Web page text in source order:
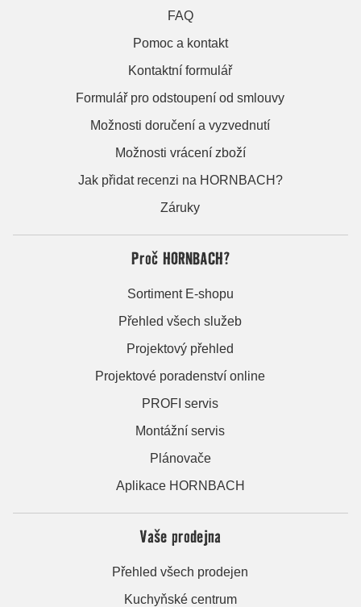
FAQ
Pomoc a kontakt
Kontaktní formulář
Formulář pro odstoupení od smlouvy
Možnosti doručení a vyzvednutí
Možnosti vrácení zboží
Jak přidat recenzi na HORNBACH?
Záruky
Proč HORNBACH?
Sortiment E-shopu
Přehled všech služeb
Projektový přehled
Projektové poradenství online
PROFI servis
Montážní servis
Plánovače
Aplikace HORNBACH
Vaše prodejna
Přehled všech prodejen
Kuchyňské centrum